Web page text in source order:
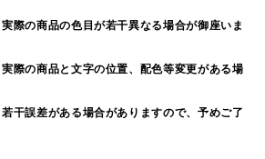
際の商品の色目が若干異なる場合が御座いま
際の商品と文字の位置、配色等変更がある場
干誤差がある場合がありますので、予めご了